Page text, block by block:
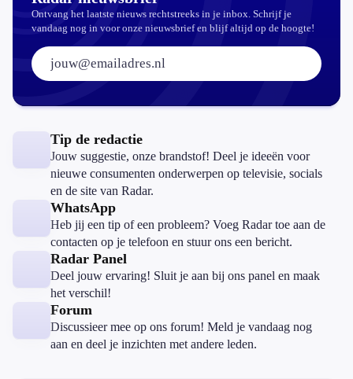
Ontvang het laatste nieuws rechtstreeks in je inbox. Schrijf je
vandaag nog in voor onze nieuwsbrief en blijf altijd op de hoogte!
E-mailadres:
Tip de redactie
Jouw suggestie, onze brandstof! Deel je ideeën voor
nieuwe consumenten onderwerpen op televisie, socials
en de site van Radar.
WhatsApp
Heb jij een tip of een probleem? Voeg Radar toe aan de
contacten op je telefoon en stuur ons een bericht.
Radar Panel
Deel jouw ervaring! Sluit je aan bij ons panel en maak
het verschil!
Forum
Discussieer mee op ons forum! Meld je vandaag nog
aan en deel je inzichten met andere leden.